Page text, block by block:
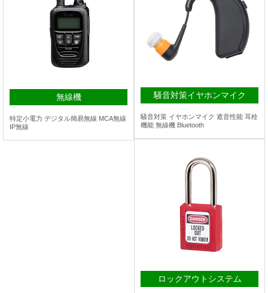
無線機
特定小電力 デジタル簡易無線 MCA無線
IP無線
騒音対策イヤホンマイク
騒音対策 イヤホンマイク 遮音性能 耳栓
機能 無線機 Bluetooth
ロックアウトシステム